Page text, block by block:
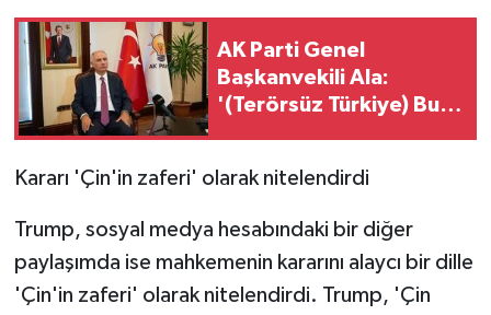
AK Parti Genel
Başkanvekili Ala:
'(Terörsüz Türkiye) Bu
Türkiye'yi
kurtaracağız'
Kararı 'Çin'in zaferi' olarak nitelendirdi
Trump, sosyal medya hesabındaki bir diğer
paylaşımda ise mahkemenin kararını alaycı bir dille
'Çin'in zaferi' olarak nitelendirdi. Trump, 'Çin